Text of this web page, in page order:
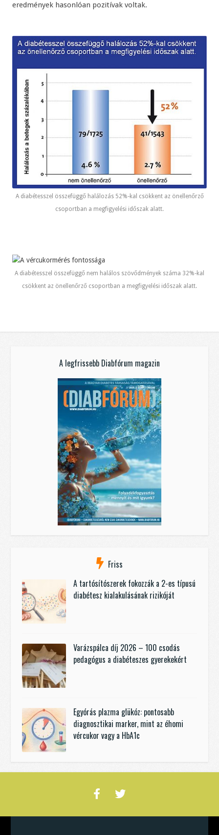
eredmények hasonlóan pozitívak voltak.
A diabétesszel összefüggő halálozás 52%-kal csökkent az önellenőrző
csoportban a megfigyelési időszak alatt.
A diabétesszel összefüggő nem halálos szövődmények száma 32%-kal
csökkent az önellenőrző csoportban a megfigyelési időszak alatt.
A legfrissebb Diabfórum magazin
Friss
A tartósítószerek fokozzák a 2-es típusú
diabétesz kialakulásának rizikóját
Varázspálca díj 2026 – 100 csodás
pedagógus a diabéteszes gyerekekért
Egyórás plazma glükóz: pontosabb
diagnosztikai marker, mint az éhomi
vércukor vagy a HbA1c